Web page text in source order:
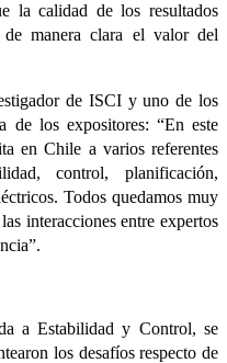
la calidad de los resultados
de manera clara el valor del
de ISCI y uno de los
de los expositores: “En este
en Chile a varios referentes
control, planificación,
Todos quedamos muy
interacciones entre expertos
a Estabilidad y Control, se
los desafíos respecto de